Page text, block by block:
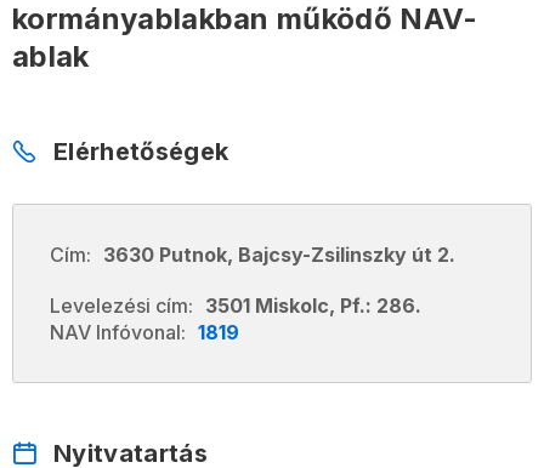
kormányablakban működő NAV-
ablak
Elérhetőségek
Cím: 3630 Putnok, Bajcsy-Zsilinszky út 2.
Levelezési cím: 3501 Miskolc, Pf.: 286.
NAV Infóvonal: 1819
Nyitvatartás